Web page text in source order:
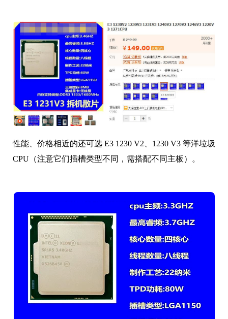
性能、价格相近的还可选 E3 1230 V2、1230 V3 等洋垃圾
CPU（注意它们插槽类型不同，需搭配不同主板）。